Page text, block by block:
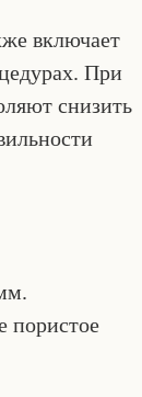
включает
При
снизить
пористое